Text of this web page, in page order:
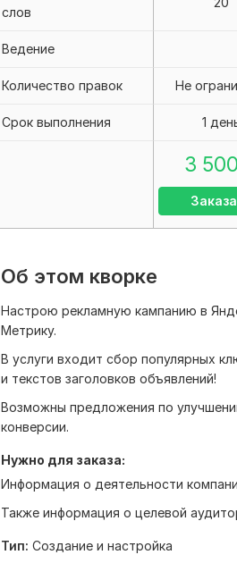
слов
Ведение
Количество правок Не
Срок выполнения 1
3
Об этом кворке
Настрою рекламную кампанию в
Метрику.
В услуги входит сбор популярных
и текстов заголовков объявлений!
Возможны предложения по
конверсии.
Нужно для заказа:
Информация о деятельности
Также информация о целевой
Тип: Создание и настройка